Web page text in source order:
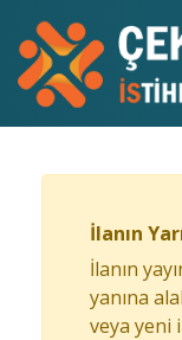
İlanın
İlanın
yanına
veya yeni